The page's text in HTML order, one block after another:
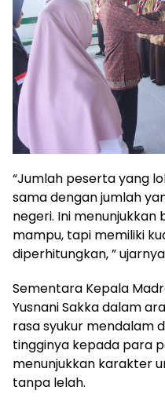
“Jumlah peserta yang
sama dengan jumlah
negeri. Ini
mampu, tapi memiliki
diperhitungkan, ”
Sementara Kepala
Yusnani Sakka dalam
rasa syukur mendalam
tingginya kepada para
menunjukkan karakter
tanpa lelah.